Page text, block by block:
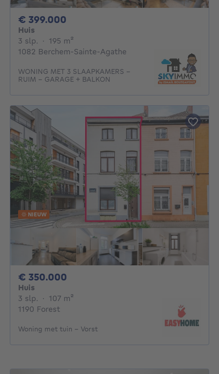
€ 399.000
Huis
3 slp. 3 slaapkamers
· 195 m²
1082 Berchem-Sainte-Agathe
WONING MET 3 SLAAPKAMERS –
RUIM – GARAGE + BALKON
NIEUW
€ 350.000
Huis
3 slp. 3 slaapkamers
· 107 m²
1190 Forest
Woning met tuin – Vorst